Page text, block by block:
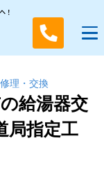
！
理・交換
給湯器交
局指定工